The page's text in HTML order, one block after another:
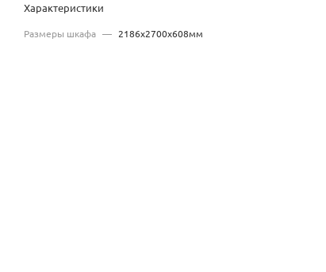
Характеристики
Размеры шкафа — 2186x2700x608мм